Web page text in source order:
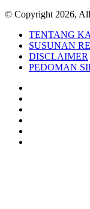
© Copyright 2026,
TENTANG
SUSUNAN
DISCLAIMER
PEDOMAN